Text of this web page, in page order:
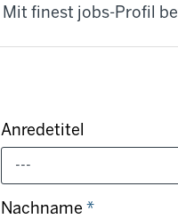
Mit finest jobs-Profil
Anredetitel
---
Nachname*